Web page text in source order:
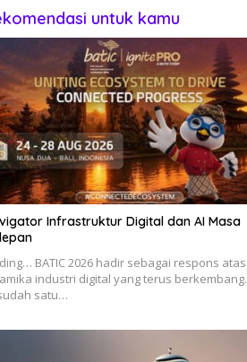
untuk kamu
Infrastruktur Digital dan AI Masa
BATIC 2026 hadir sebagai respons atas
industri digital yang terus berkembang.
satu…